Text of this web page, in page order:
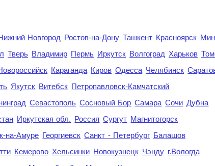
Новгород Ростов-на-Дону Ташкент Красноярск
Тверь Владимир Пермь Иркутск Волгоград Харьков
Караганда Киров Одесса Челябинск
Якутск Витебск Петропавловск-Камчатский
Севастополь Сосновый Бор Самара Сочи Дубна
Иркутская обл. Россия Сургут Магнитогорск
на-Амуре Георгиевск Санкт - Петербург Балашов
Кемерово Хельсинки Новокузнецк Чэнду г.Вологда